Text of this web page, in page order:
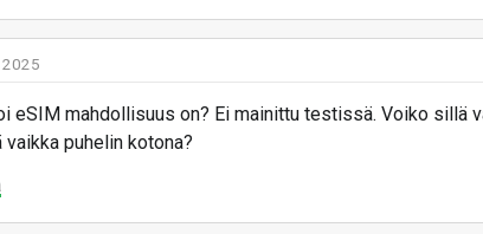
2025
eSIM mahdollisuus on? Ei mainittu testissä. Voiko sillä
vaikka puhelin kotona?